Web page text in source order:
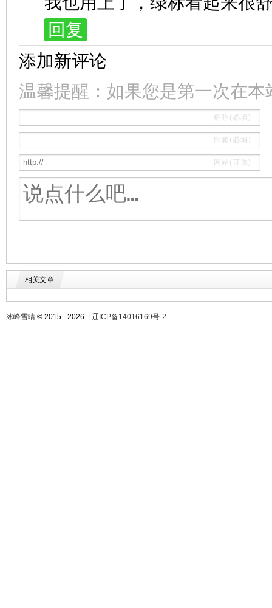
回复
添加新评论
温馨提醒：如果您是第一次在
称呼(必填)
邮箱(必填)
网站(可选)
相关文章
冰峰雪晴 © 2015 - 2026. | 辽ICP备14016169号-2